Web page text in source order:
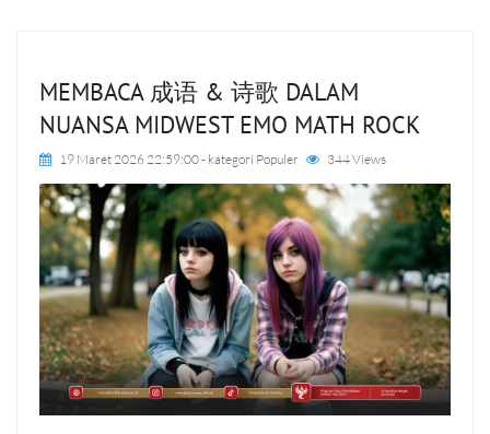
MEMBACA 成语 & 诗歌 DALAM
NUANSA MIDWEST EMO MATH ROCK
19 Maret 2026 22:59:00- kategori Populer 344 Views